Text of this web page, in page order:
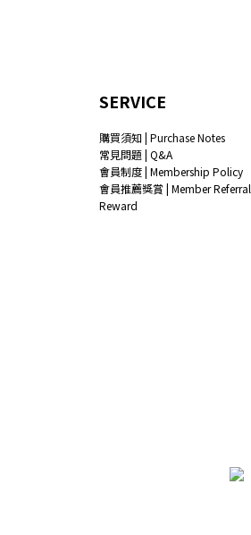
SERVICE
購買須知 | Purchase Notes
常見問題 | Q&A
會員制度 | Membership Policy
會員推薦獎賞 | Member Referral
Reward